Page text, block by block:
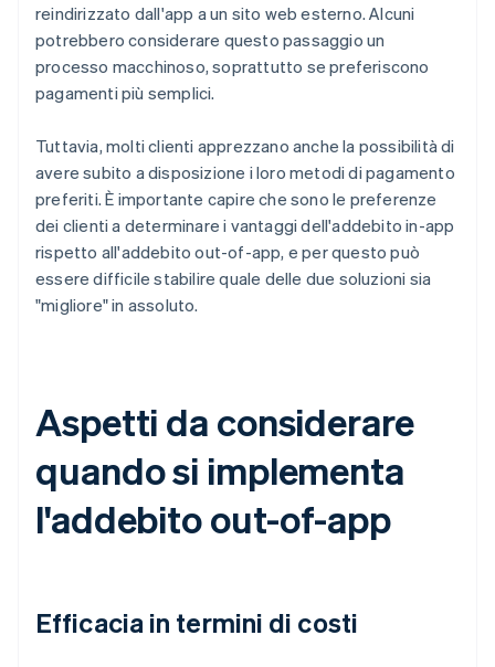
reindirizzato dall'app a un sito web esterno. Alcuni
potrebbero considerare questo passaggio un
processo macchinoso, soprattutto se preferiscono
pagamenti più semplici.
Tuttavia, molti clienti apprezzano anche la possibilità di
avere subito a disposizione i loro metodi di pagamento
preferiti. È importante capire che sono le preferenze
dei clienti a determinare i vantaggi dell'addebito in-app
rispetto all'addebito out-of-app, e per questo può
essere difficile stabilire quale delle due soluzioni sia
"migliore" in assoluto.
Aspetti da considerare
quando si implementa
l'addebito out-of-app
Efficacia in termini di costi